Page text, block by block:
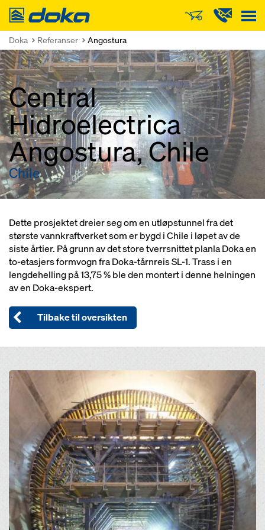
Doka
Doka Referanser Angostura
Central
Hidroelectrica
Angostura, Chile
Chile
Dette prosjektet dreier seg om en utløpstunnel fra det
største vannkraftverket som er bygd i Chile i løpet av de
siste årtier. På grunn av det store tverrsnittet planla Doka en
to-etasjers formvogn fra Doka-tårnreis SL-1. Trass i en
lengdehelling på 13,75 % ble den montert i denne helningen
av en Doka-ekspert.
Tilbake til oversikten
Open